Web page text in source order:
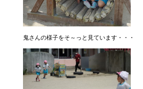
鬼さんの様子をそ～っと見ています・・・